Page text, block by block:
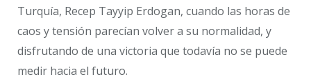
Turquía, Recep Tayyip Erdogan, cuando las horas de
caos y tensión parecían volver a su normalidad, y
disfrutando de una victoria que todavía no se puede
medir hacia el futuro.